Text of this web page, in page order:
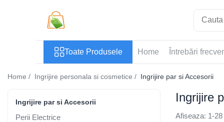
Casa si Bricolaj
Articole pentru Animale
Articole pentru baie
Articole pentru Bucatarie
Toate Produsele Home Întrebări
Home / Ingrijire personala si cosmetice / Ingrijire par si Accesorii
Ingrijire
Ingrijire par si Accesorii
Perii Electrice
Afiseaza: 1-28